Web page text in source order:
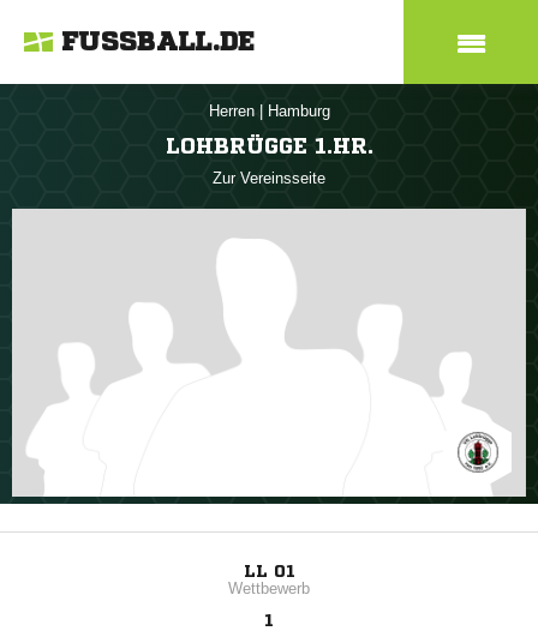
FUSSBALL.DE
Herren Hamburg
LOHBRÜGGE 1.HR.
Zur Vereinsseite
LL 01
Wettbewerb
1